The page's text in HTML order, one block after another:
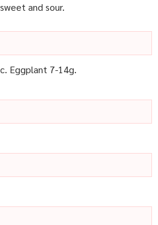
and sour.
Eggplant 7-14g.